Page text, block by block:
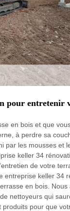
pour entretenir
en bois et que
à perdre sa
par les mousses et
keller 34
de votre
entreprise keller 34
en bois. Nous
nettoyeurs qui
produits pour que